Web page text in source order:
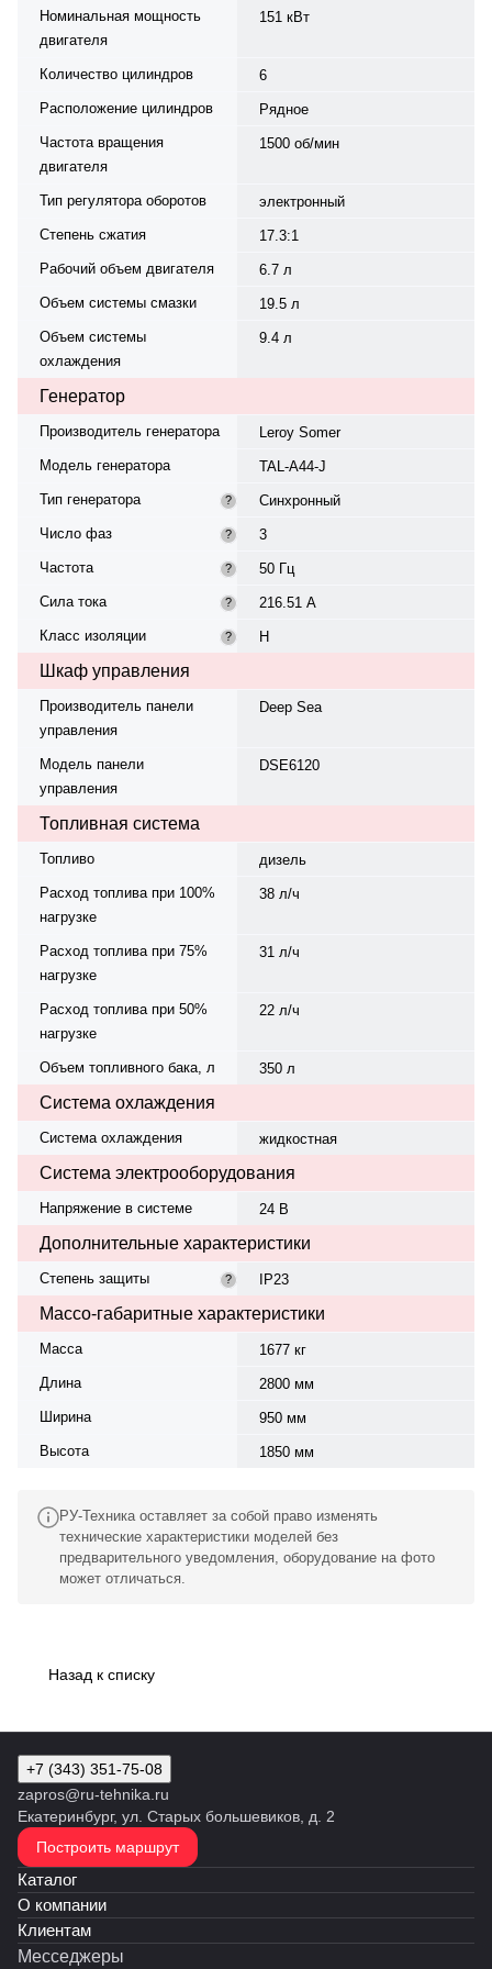
Номинальная мощность
двигателя
151 кВт
Количество цилиндров
6
Расположение цилиндров
Рядное
Частота вращения
двигателя
1500 об/мин
Тип регулятора оборотов
электронный
Степень сжатия
17.3:1
Рабочий объем двигателя
6.7 л
Объем системы смазки
19.5 л
Объем системы
охлаждения
9.4 л
Генератор
Производитель генератора
Leroy Somer
Модель генератора
TAL-A44-J
Тип генератора
?
Синхронный
Число фаз
?
3
Частота
?
50 Гц
Сила тока
?
216.51 А
Класс изоляции
? H
Шкаф управления
Производитель панели
управления
Deep Sea
Модель панели
управления
DSE6120
Топливная система
Топливо
дизель
Расход топлива при 100%
нагрузке
38 л/ч
Расход топлива при 75%
нагрузке
31 л/ч
Расход топлива при 50%
нагрузке
22 л/ч
Объем топливного бака, л 350 л
Система охлаждения
Система охлаждения жидкостная
Система электрооборудования
Напряжение в системе 24 В
Дополнительные характеристики
Степень защиты ? IP23
Массо-габаритные характеристики
Масса
1677 кг
Длина
2800 мм
Ширина
950 мм
Высота
1850 мм
РУ-Техника оставляет за собой право изменять
технические характеристики моделей без
предварительного уведомления, оборудование на фото
может отличаться.
Назад к списку
+7 (343) 351-75-08
zapros@ru-tehnika.ru
Екатеринбург, ул. Старых большевиков, д. 2
Построить маршрут
Каталог
О компании
Клиентам
Месседжеры